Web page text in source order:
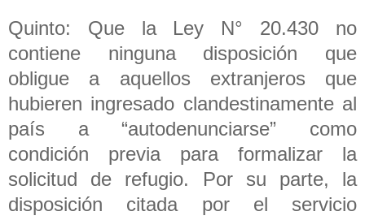
Quinto: Que la Ley N° 20.430 no
contiene ninguna disposición que
obligue a aquellos extranjeros que
hubieren ingresado clandestinamente al
país a “autodenunciarse” como
condición previa para formalizar la
solicitud de refugio. Por su parte, la
disposición citada por el servicio